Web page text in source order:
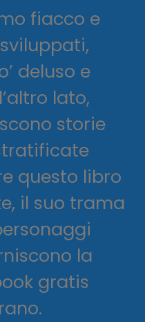
fiacco e
deluso e
lato,
storie
questo libro
il suo trama
la
gratis